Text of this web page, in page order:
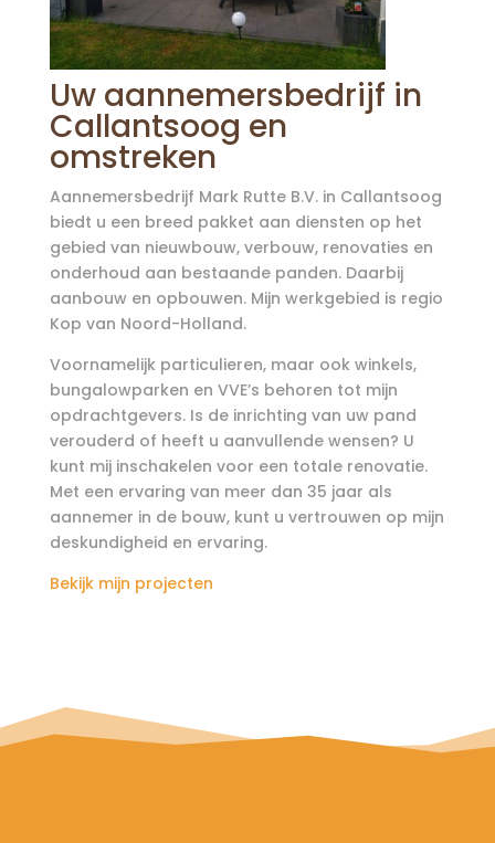
Uw aannemersbedrijf in
Callantsoog en
omstreken
Aannemersbedrijf Mark Rutte B.V. in Callantsoog
biedt u een breed pakket aan diensten op het
gebied van nieuwbouw, verbouw, renovaties en
onderhoud aan bestaande panden. Daarbij
aanbouw en opbouwen. Mijn werkgebied is regio
Kop van Noord-Holland.
Voornamelijk particulieren, maar ook winkels,
bungalowparken en VVE’s behoren tot mijn
opdrachtgevers. Is de inrichting van uw pand
verouderd of heeft u aanvullende wensen? U
kunt mij inschakelen voor een totale renovatie.
Met een ervaring van meer dan 35 jaar als
aannemer in de bouw, kunt u vertrouwen op mijn
deskundigheid en ervaring.
Bekijk mijn projecten